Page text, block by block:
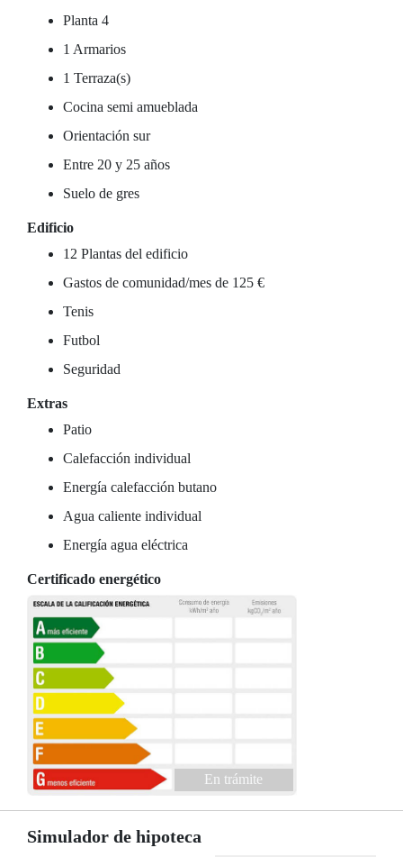
Planta 4
1 Armarios
1 Terraza(s)
Cocina semi amueblada
Orientación sur
Entre 20 y 25 años
Suelo de gres
Edificio
12 Plantas del edificio
Gastos de comunidad/mes de 125 €
Tenis
Futbol
Seguridad
Extras
Patio
Calefacción individual
Energía calefacción butano
Agua caliente individual
Energía agua eléctrica
Certificado energético
En trámite
Simulador de hipoteca